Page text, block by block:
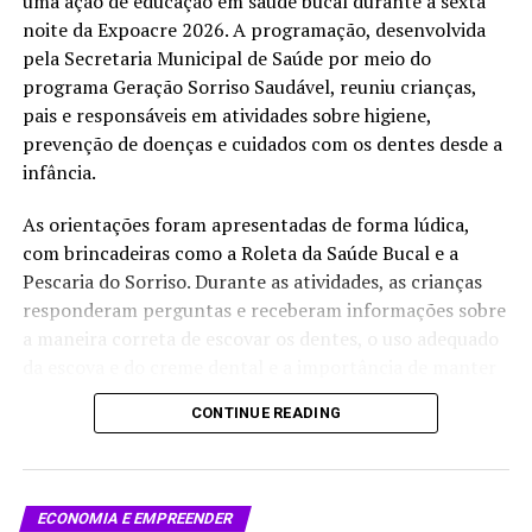
FRONTEIRA BOLÍVIA
INVESTIGAÇÃO EPIDEMIOLÓGICA
SARAMPO
SAÚDE PÚBLICA SESACRE
VACINAÇÃO
VIGILÂNCIA SANITÁRIA
UP NEXT
Corpo de Bombeiros do Acre lança aplicativo para
atendimento emergencial
DON'T MISS
ações emergenciais em Rio Branco
noite da Expoacre 2026. A programação, desenvolvida
pela Secretaria Municipal de Saúde por meio do
programa Geração Sorriso Saudável, reuniu crianças,
pais e responsáveis em atividades sobre higiene,
prevenção de doenças e cuidados com os dentes desde a
infância.
As orientações foram apresentadas de forma lúdica,
com brincadeiras como a Roleta da Saúde Bucal e a
Pescaria do Sorriso. Durante as atividades, as crianças
responderam perguntas e receberam informações sobre
a maneira correta de escovar os dentes, o uso adequado
uma rotina de higiene bucal.
explicou que a proposta é aproximar as orientações de
saúde do universo infantil e envolver também os
CONTINUE READING
ECONOMIA E EMPREENDER